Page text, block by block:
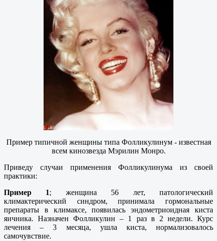
Пример типичной женщины типа Фолликулинум - известная
всем кинозвезда Мэрилин Монро.
Приведу случаи применения Фолликулинума из своей
практики:
Пример 1; женщина 56 лет, патологический
климактерический синдром, принимала гормональные
препараты в климаксе, появилась эндометриоидная киста
яичника. Назначен Фолликулин – 1 раз в 2 недели. Курс
лечения – 3 месяца, ушла киста, нормализовалось
самочувствие.